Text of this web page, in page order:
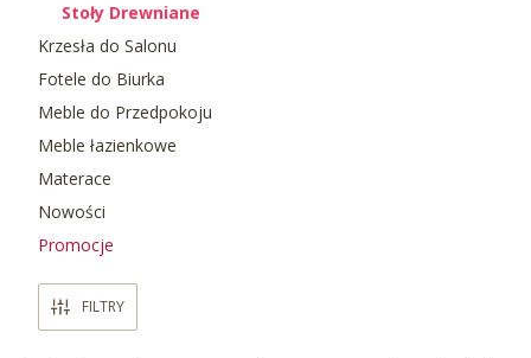
Stoły Drewniane
Krzesła do Salonu
Fotele do Biurka
Meble do Przedpokoju
Meble łazienkowe
Materace
Nowości
Promocje
FILTRY